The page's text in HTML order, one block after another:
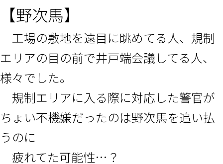
【野次馬】
工場の敷地を遠目に眺めてる人、規制
エリアの目の前で井戸端会議してる人、
様々でした。
規制エリアに入る際に対応した警官が
ちょい不機嫌だったのは野次馬を追い払
うのに
疲れてた可能性…？